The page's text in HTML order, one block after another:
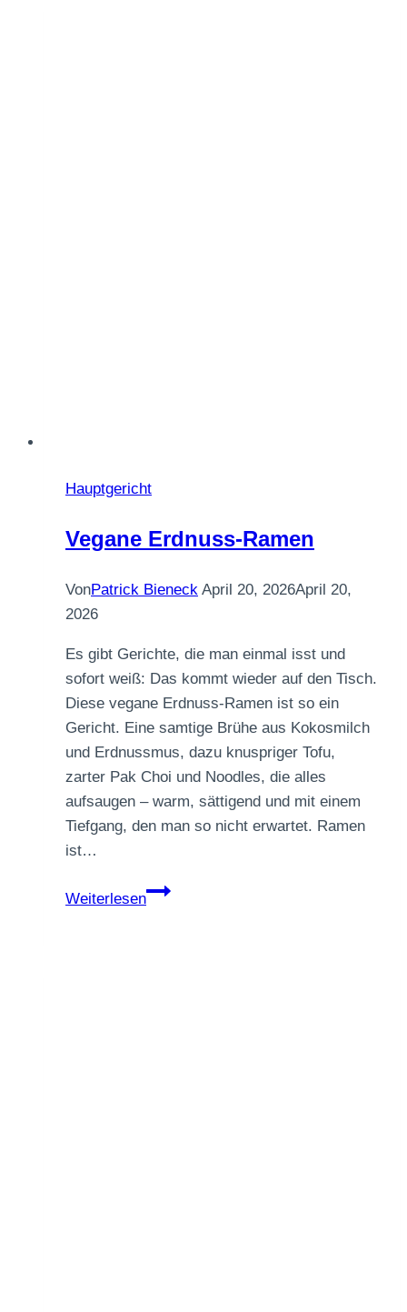
Hauptgericht
Vegane Erdnuss-Ramen
VonPatrick Bieneck April 20, 2026April 20,
2026
Es gibt Gerichte, die man einmal isst und
sofort weiß: Das kommt wieder auf den Tisch.
Diese vegane Erdnuss-Ramen ist so ein
Gericht. Eine samtige Brühe aus Kokosmilch
und Erdnussmus, dazu knuspriger Tofu,
zarter Pak Choi und Noodles, die alles
aufsaugen – warm, sättigend und mit einem
Tiefgang, den man so nicht erwartet. Ramen
ist…
Weiterlesen
Vegane